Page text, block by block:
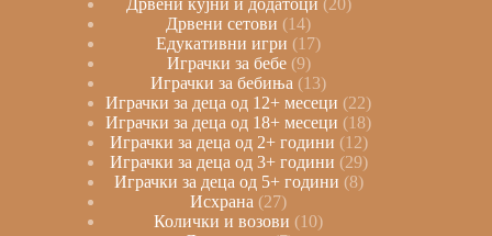
Дрвени кујни и додатоци 20
Дрвени сетови
14
Едукативни игри
17
Играчки за бебе 9
Играчки за бебиња
13
Играчки за деца од 12+ месеци
22
Играчки за деца од 18+ месеци
18
Играчки за деца од 2+ години 12
Играчки за деца од 3+ години 29
Играчки за деца од 5+ години 8
Исхрана
27
Колички и возови
10